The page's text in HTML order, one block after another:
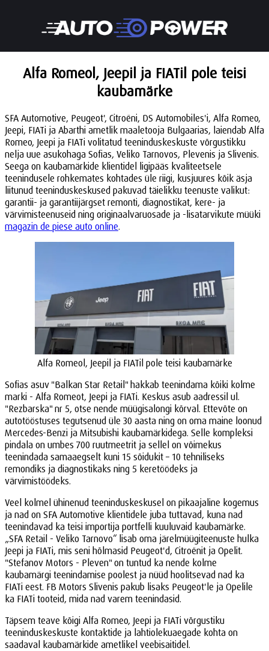
Alfa Romeol, Jeepil ja FIATil pole teisi
kaubamärke
SFA Automotive, Peugeot', Citroëni, DS Automobiles'i, Alfa Romeo,
Jeepi, FIATi ja Abarthi ametlik maaletooja Bulgaarias, laiendab Alfa
Romeo, Jeepi ja FIATi volitatud teeninduskeskuste võrgustikku
nelja uue asukohaga Sofias, Veliko Tarnovos, Plevenis ja Slivenis.
Seega on kaubamärkide klientidel ligipääs kvaliteetsele
teenindusele rohkemates kohtades üle riigi, kusjuures kõik äsja
liitunud teeninduskeskused pakuvad täielikku teenuste valikut:
garantii- ja garantiijärgset remonti, diagnostikat, kere- ja
värvimisteenuseid ning originaalvaruosade ja -lisatarvikute müüki
magazin de piese auto online.
Alfa Romeol, Jeepil ja FIATil pole teisi kaubamärke
Sofias asuv "Balkan Star Retail" hakkab teenindama kõiki kolme
marki - Alfa Romeot, Jeepi ja FIATi. Keskus asub aadressil ul.
"Rezbarska" nr 5, otse nende müügisalongi kõrval. Ettevõte on
autotööstuses tegutsenud üle 30 aasta ning on oma maine loonud
Mercedes-Benzi ja Mitsubishi kaubamärkidega. Selle kompleksi
pindala on umbes 700 ruutmeetrit ja sellel on võimekus
teenindada samaaegselt kuni 15 sõidukit – 10 tehniliseks
remondiks ja diagnostikaks ning 5 keretöödeks ja
värvimistöödeks.
Veel kolmel ühinenud teeninduskeskusel on pikaajaline kogemus
ja nad on SFA Automotive klientidele juba tuttavad, kuna nad
teenindavad ka teisi importija portfelli kuuluvaid kaubamärke.
„SFA Retail - Veliko Tarnovo“ lisab oma järelmüügiteenuste hulka
Jeepi ja FIATi, mis seni hõlmasid Peugeot'd, Citroënit ja Opelit.
"Stefanov Motors - Pleven" on tuntud ka nende kolme
kaubamärgi teenindamise poolest ja nüüd hoolitsevad nad ka
FIATi eest. FB Motors Slivenis pakub lisaks Peugeot'le ja Opelile
ka FIATi tooteid, mida nad varem teenindasid.
Täpsem teave kõigi Alfa Romeo, Jeepi ja FIATi võrgustiku
teeninduskeskuste kontaktide ja lahtiolekuaegade kohta on
saadaval kaubamärkide ametlikel veebisaitidel.